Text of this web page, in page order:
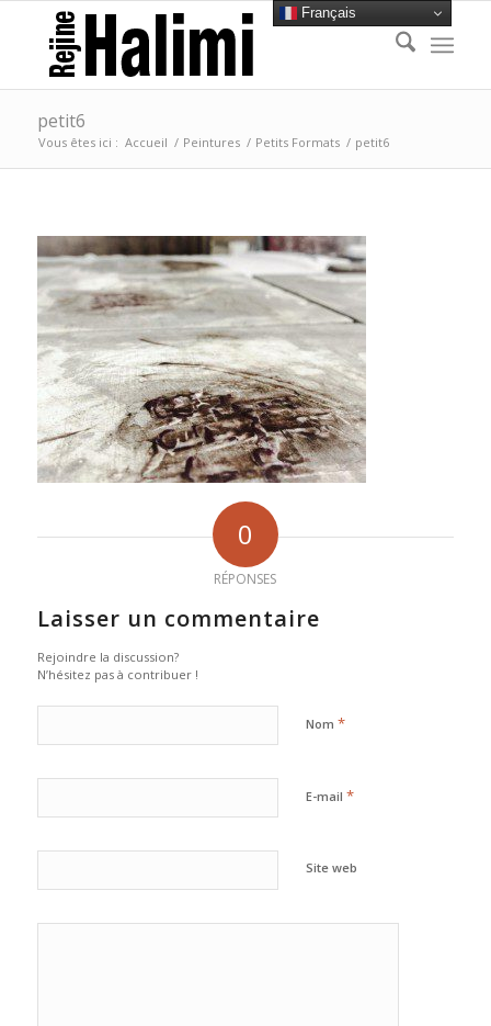
petit6
Vous êtes ici : Accueil / Peintures / Petits Formats / petit6
0
RÉPONSES
Laisser un commentaire
Rejoindre la discussion?
N’hésitez pas à contribuer !
Nom *
E-mail *
Site web
Français